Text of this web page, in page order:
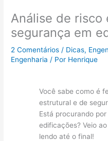
Análise de
segurança em
2 Comentários / Dicas,
Engenharia / Por Henrique
Você sabe como é
estrutural e de
Está procurando
edificações? Veio
lendo até o final!